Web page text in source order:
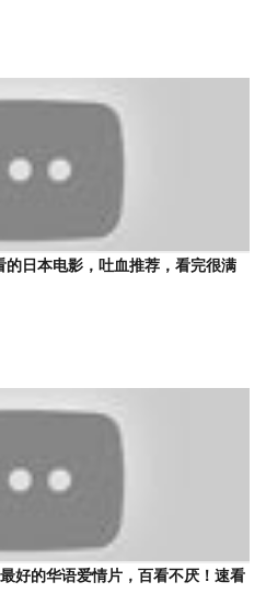
的日本电影，吐血推荐，看完很满
好的华语爱情片，百看不厌！速看